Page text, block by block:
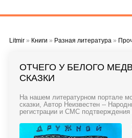
Litmir » Книги » Разная литература »
ОТЧЕГО У БЕЛОГО
СКАЗКИ
На нашем литературном портале
сказки, Автор Неизвестен --
регистрации и СМС